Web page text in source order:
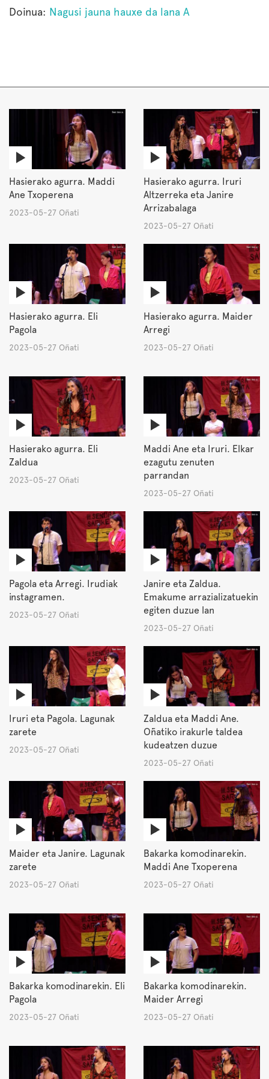
Doinua: Nagusi jauna hauxe da lana A
Hasierako agurra. Maddi
Ane Txoperena
2023-05-27 Oñati
Hasierako agurra. Iruri
Altzerreka eta Janire
Arrizabalaga
2023-05-27 Oñati
Hasierako agurra. Eli
Pagola
2023-05-27 Oñati
Hasierako agurra. Maider
Arregi
2023-05-27 Oñati
Hasierako agurra. Eli
Zaldua
2023-05-27 Oñati
Maddi Ane eta Iruri. Elkar
ezagutu zenuten
parrandan
2023-05-27 Oñati
Pagola eta Arregi. Irudiak
instagramen.
2023-05-27 Oñati
Janire eta Zaldua.
Emakume arrazializatuekin
egiten duzue lan
2023-05-27 Oñati
Iruri eta Pagola. Lagunak
zarete
2023-05-27 Oñati
Zaldua eta Maddi Ane.
Oñatiko irakurle taldea
kudeatzen duzue
2023-05-27 Oñati
Maider eta Janire. Lagunak
zarete
2023-05-27 Oñati
Bakarka komodinarekin.
Maddi Ane Txoperena
2023-05-27 Oñati
Bakarka komodinarekin. Eli
Pagola
2023-05-27 Oñati
Bakarka komodinarekin.
Maider Arregi
2023-05-27 Oñati